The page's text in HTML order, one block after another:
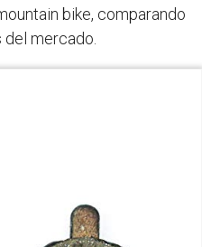
bike, comparando
mercado.